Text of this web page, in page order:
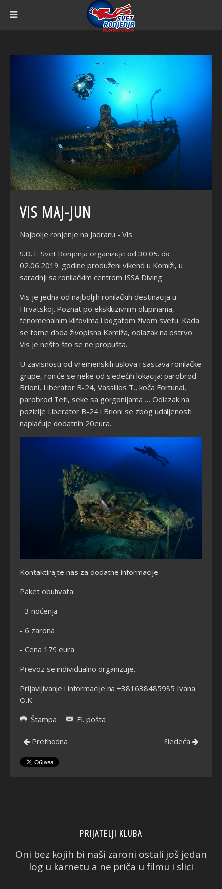
VIS MAJ-JUN
Najbolje ronjenje na Jadranu - Vis
S.D.T. Svet Ronjenja organizuje od 30.05. do
02.06.2019. godine produženi vikend u Komiži, u
saradnji sa ronilačkim centrom ISSA Diving.
Vis je jedna od najboljih ronilačkih destinacija u
Hrvatskoj. Poznat po ekskluzivnim olupinama,
fenomenalnim klifovima i bogatom živom svetu. Kada
se tome doda živopisna Komiža, odlazak na ostrvo
Vis je nešto što se ne propušta.
U zavisnosti od vremenskih uslova i sastava ronilačke
grupe, roniće se neke od sledećih lokacija: parobrod
Brioni, Liberator B-24, Vassilios T., koča Fortunal,
parobrod Teti, seke sa gorgonijama … Odlazak na
pozicije Liberator B-24 i Brioni se zbog udaljenosti
naplaćuje dodatnih 20eura.
Kontaktirajte nas za dodatne informacije.
Paket obuhvata:
- 3 noćenja
- 6 zarona
- Cena 179 eura
Prevoz se individualno organizuje.
Prijavljivanje i informacije na +381638485985 Ivana
O.K.
Štampa
El. pošta
Prethodna Sledeća
PRIJATELJI KLUBA
Oni bez kojih bi naši zaroni ostali još jedan
log u karnetu a ne priča u filmu i slici